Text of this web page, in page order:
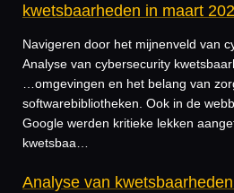
kwetsbaarheden in maart
Navigeren door het mijnenveld van
Analyse van cybersecurity
…omgevingen en het belang van
softwarebibliotheken. Ook in de
Google werden kritieke lekken
kwetsbaa…
Analyse van